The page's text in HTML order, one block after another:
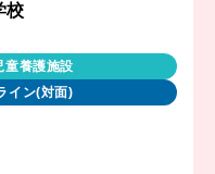
校
童養護施設
イン(対面)